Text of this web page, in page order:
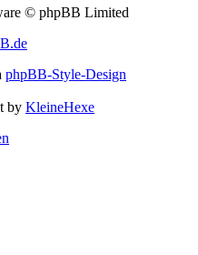
© phpBB Limited
phpBB-Style-Design
by KleineHexe